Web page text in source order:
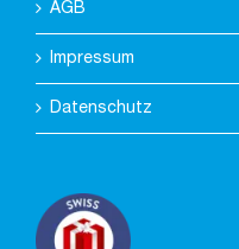
AGB
Impressum
Datenschutz